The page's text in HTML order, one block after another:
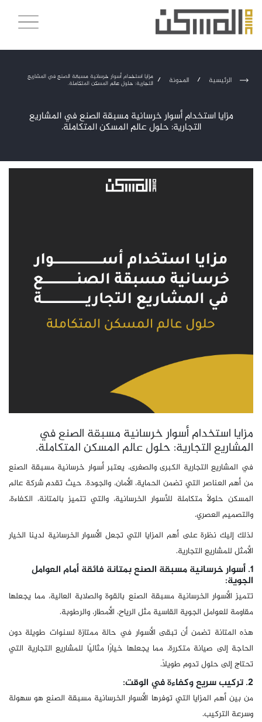
الرئيسية / المدونة / مزايا استخدام أسوار خرسانية مسبقة الصنع في المشاريع
التجارية: حلول عالم المسكن المتكاملة.
مزايا استخدام أسوار خرسانية مسبقة الصنع في المشاريع
التجارية: حلول عالم المسكن المتكاملة.
مزايا استخدام أسوار خرسانية مسبقة الصنع في
المشاريع التجارية: حلول عالم المسكن المتكاملة.
في المشاريع التجارية الكبرى والصغرى، يعتبر أسوار خرسانية مسبقة الصنع
من أهم العناصر التي تضمن الحماية، الأمان، والجودة. حيث تقدمشركة عالم
المسكن حلولاً متكاملة للأسوار الخرسانية، والتي تتميز بالمتانة، الكفاءة،
والتصميم العصري.
لذلك إليك نظرة على أهم المزايا التي تجعل الأسوار الخرسانية لدينا الخيار
الأمثل للمشاريع التجارية.
1. أسوار خرسانية مسبقة الصنع بمتانة فائقة أمام العوامل
الجوية:
تتميز الأسوار الخرسانية مسبقة الصنع بالقوة والصلابة العالية، مما يجعلها
مقاومة للعوامل الجوية القاسية مثل الرياح، الأمطار، والرطوبة.
هذه المتانة تضمن أن تبقى الأسوار في حالة ممتازة لسنوات طويلة دون
الحاجة إلى صيانة متكررة، مما يجعلها خيارًا مثاليًا للمشاريع التجارية التي
تحتاج إلى حلول تدوم طويلاً.
2. تركيب سريع وكفاءة في الوقت:
من بين أهم المزايا التي توفرها الأسوار الخرسانية مسبقة الصنع هو سهولة
وسرعة التركيب.